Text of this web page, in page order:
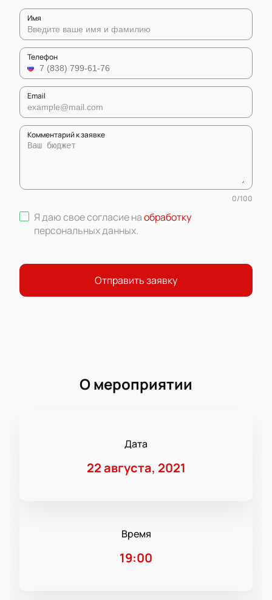
Имя
Телефон
Email
Комментарий к заявке
0/100
Я даю свое согласие наобработку
персональных данных.
Отправить заявку
О мероприятии
Дата
22 августа, 2021
Время
19:00